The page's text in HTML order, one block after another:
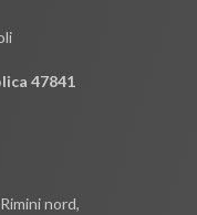
47841
nord,